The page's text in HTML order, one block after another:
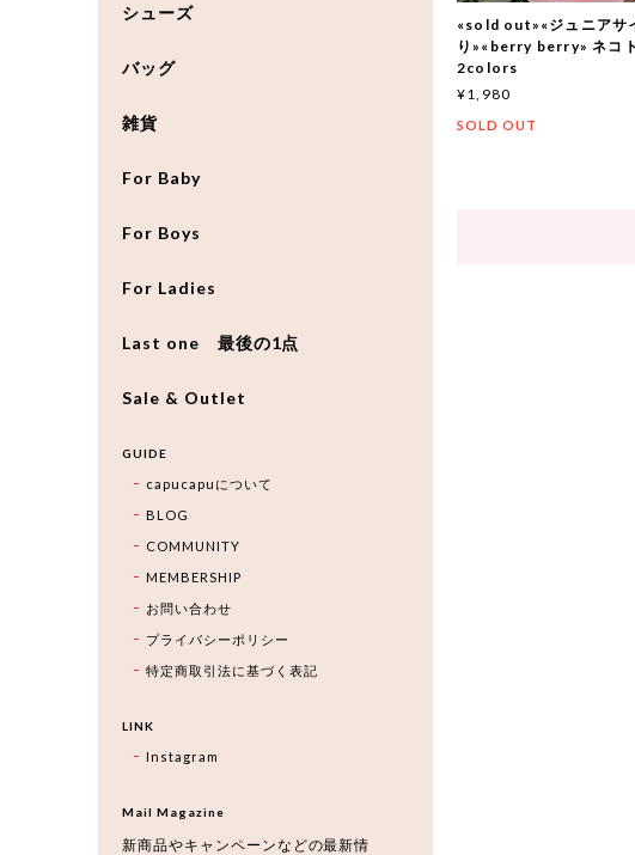
«sold out»«ジュニアサ
り»«berry berry» ネコ
2colors
¥1,980
SOLD OUT
シューズ
バッグ
雑貨
For Baby
For Boys
For Ladies
Last one 最後の1点
Sale & Outlet
GUIDE
capucapuについて
BLOG
COMMUNITY
MEMBERSHIP
お問い合わせ
プライバシーポリシー
特定商取引法に基づく表記
LINK
Instagram
Mail Magazine
新商品やキャンペーンなどの最新情